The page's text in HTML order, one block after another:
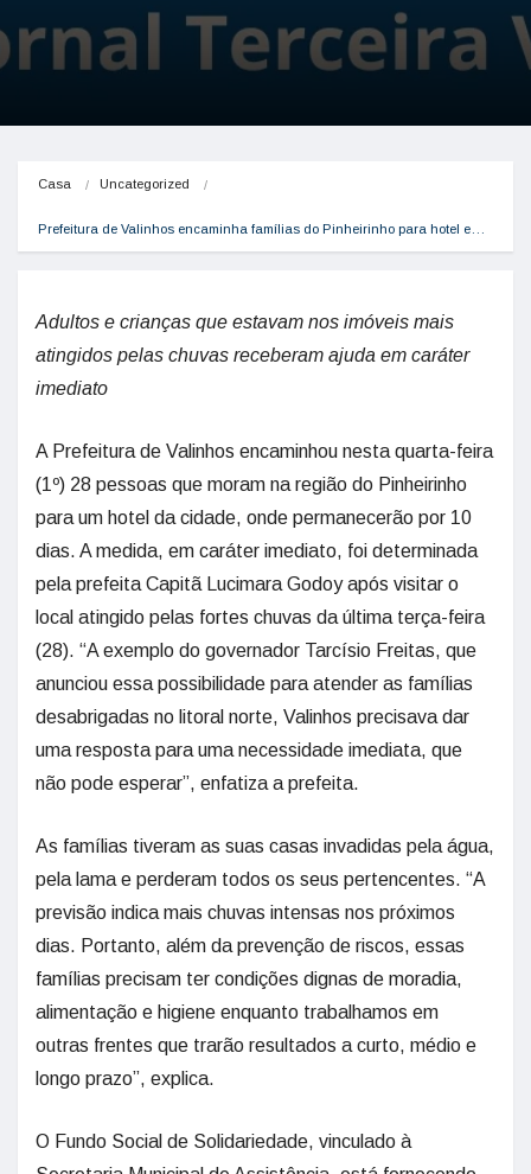
Casa Uncategorized
Prefeitura de Valinhos encaminha famílias do Pinheirinho para hotel e…
Adultos e crianças que estavam nos imóveis mais
atingidos pelas chuvas receberam ajuda em caráter
imediato
A Prefeitura de Valinhos encaminhou nesta quarta-feira
(1º) 28 pessoas que moram na região do Pinheirinho
para um hotel da cidade, onde permanecerão por 10
dias. A medida, em caráter imediato, foi determinada
pela prefeita Capitã Lucimara Godoy após visitar o
local atingido pelas fortes chuvas da última terça-feira
(28). “A exemplo do governador Tarcísio Freitas, que
anunciou essa possibilidade para atender as famílias
desabrigadas no litoral norte, Valinhos precisava dar
uma resposta para uma necessidade imediata, que
não pode esperar”, enfatiza a prefeita.
As famílias tiveram as suas casas invadidas pela água,
pela lama e perderam todos os seus pertencentes. “A
previsão indica mais chuvas intensas nos próximos
dias. Portanto, além da prevenção de riscos, essas
famílias precisam ter condições dignas de moradia,
alimentação e higiene enquanto trabalhamos em
outras frentes que trarão resultados a curto, médio e
longo prazo”, explica.
O Fundo Social de Solidariedade, vinculado à